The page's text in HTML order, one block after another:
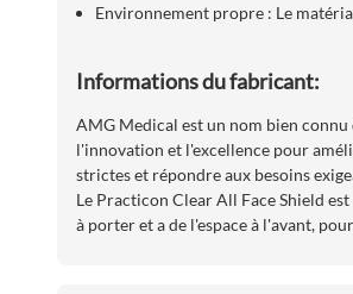
Environnement propre : Le
Informations du fabricant:
AMG Medical est un nom bien
l'innovation et l'excellence pour
strictes et répondre aux besoins
Le Practicon Clear All Face Shield
à porter et a de l'espace à l'avant,